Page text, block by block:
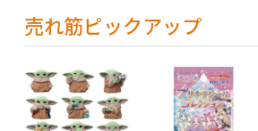
売れ筋ピックアップ